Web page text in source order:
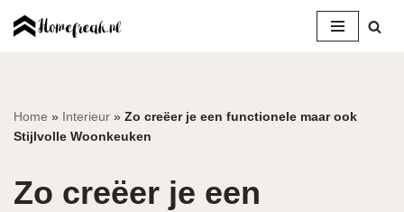
inhoud
Home » Interieur » Zo creëer je een functionele maar ook
Stijlvolle Woonkeuken
Zo creëer je een